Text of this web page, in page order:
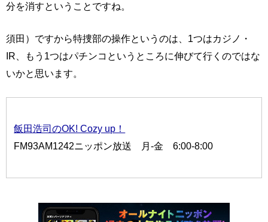
分を消すということですね。
須田）ですから特捜部の操作というのは、1つはカジノ・
IR、もう1つはパチンコというところに伸びて行くのではな
いかと思います。
飯田浩司のOK! Cozy up！
FM93AM1242ニッポン放送 月-金 6:00-8:00